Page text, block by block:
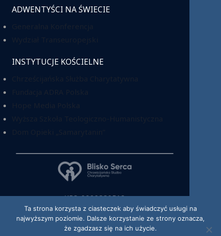
ADWENTYŚCI NA ŚWIECIE
INSTYTUCJE KOŚCIELNE
KRS: 0000220518
Ta strona korzysta z ciasteczek aby świadczyć usługi na
najwyższym poziomie. Dalsze korzystanie ze strony oznacza,
że zgadzasz się na ich użycie.